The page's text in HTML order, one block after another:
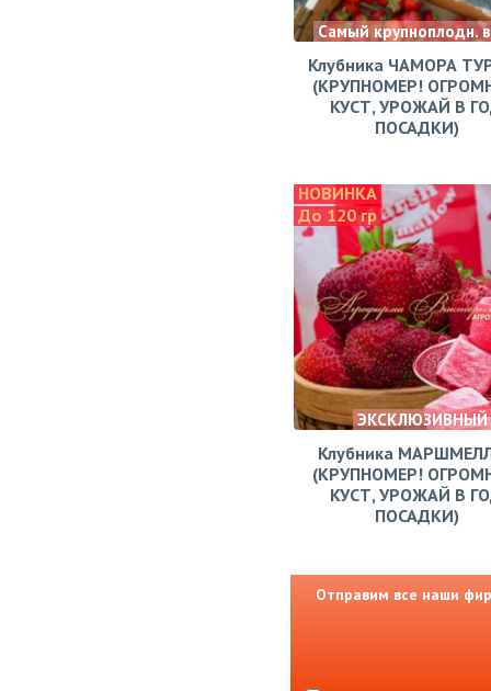
Самый крупноплодн.
Клубника ЧАМОРА
(КРУПНОМЕР!
КУСТ, УРОЖАЙ В
ПОСАДКИ)
НОВИНКА
До 120 гр
ЭКСКЛЮЗИВНЫЙ
Клубника
(КРУПНОМЕР!
КУСТ, УРОЖАЙ В
ПОСАДКИ)
Отправим все наши